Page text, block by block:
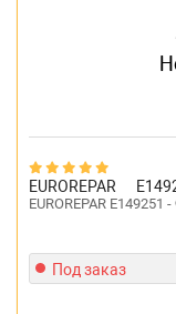
EUROREPAR
EUROREPAR E149251
Под заказ